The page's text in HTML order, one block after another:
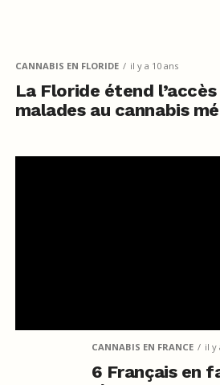
CANNABIS EN FLORIDE il y a 10 ans
La Floride étend l’accès
malades au cannabis
CANNABIS EN FRANCE il y
6 Français en